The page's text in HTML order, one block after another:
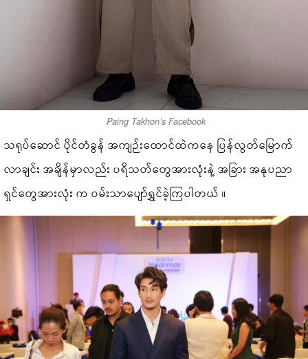
Paing Takhon’s Facebook
သရုပ်ဆောင် ပိုင်တံခွန် အကျဉ်းထောင်ထဲကနေ ပြန်လွတ်မြောက်
လာချင်း အချိန်မှာလည်း ပရိသတ်တွေအားလုံးနဲ့ အခြား အနုပညာ
ရှင်တွေအားလုံး က ဝမ်းသာပျော်ရွှင်ခဲ့ကြပါတယ် ။